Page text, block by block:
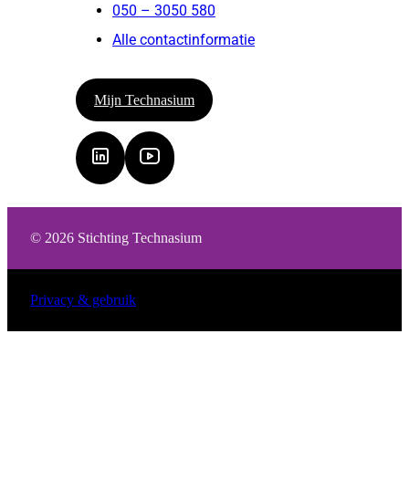
050 – 3050 580
Alle contactinformatie
Mijn Technasium
© 2026 Stichting Technasium
Privacy & gebruik